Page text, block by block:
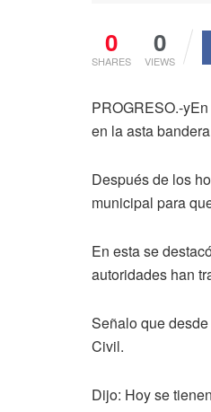
0
SHARES
0
VIEWS
PROGRESO.-
en la asta
Después de los
municipal para
En esta se
autoridades han
Señalo que
Civil.
Dijo: Hoy se